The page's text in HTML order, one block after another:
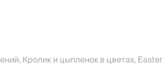
Кролик и цыпленок в цветах, Easter